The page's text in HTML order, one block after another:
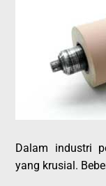
Dalam industri
yang krusial.